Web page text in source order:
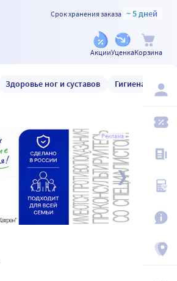
Срок хранения заказа ~ 5 дней
АкцииУценкаКорзина
Здоровье ног и суставов Гигиена и уход
Реклама